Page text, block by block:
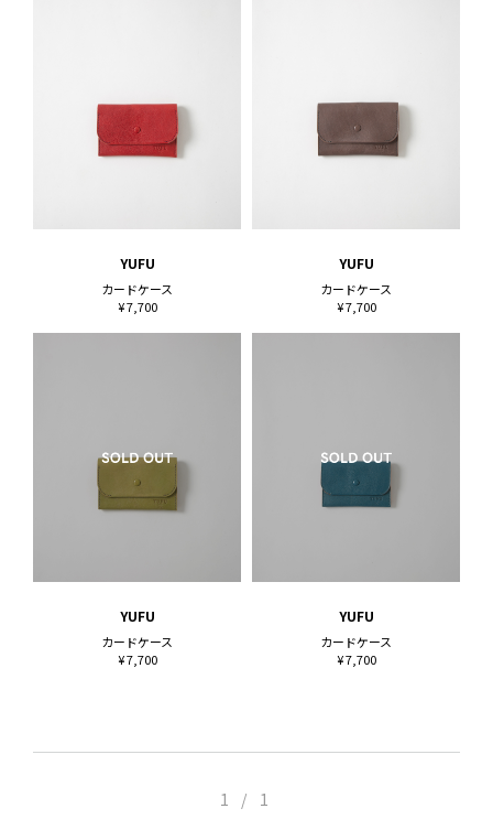
YUFU
カードケース
¥ 7,700
YUFU
カードケース
¥ 7,700
YUFU
カードケース
¥ 7,700
YUFU
カードケース
¥ 7,700
1 / 1